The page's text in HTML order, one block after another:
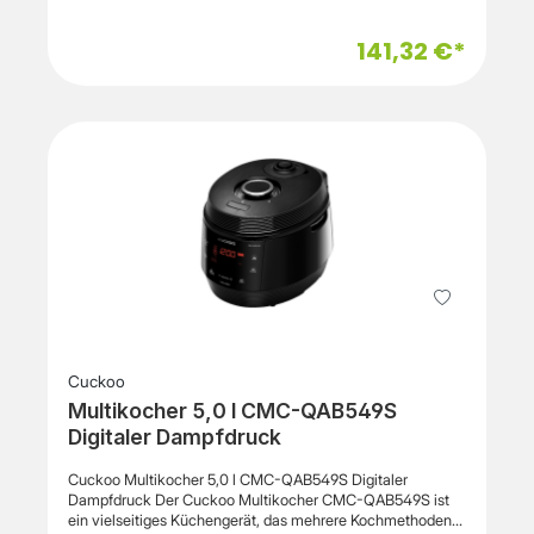
141,32 €*
Cuckoo
Multikocher 5,0 l CMC-QAB549S
Digitaler Dampfdruck
Cuckoo Multikocher 5,0 l CMC-QAB549S Digitaler
Dampfdruck Der Cuckoo Multikocher CMC-QAB549S ist
ein vielseitiges Küchengerät, das mehrere Kochmethoden